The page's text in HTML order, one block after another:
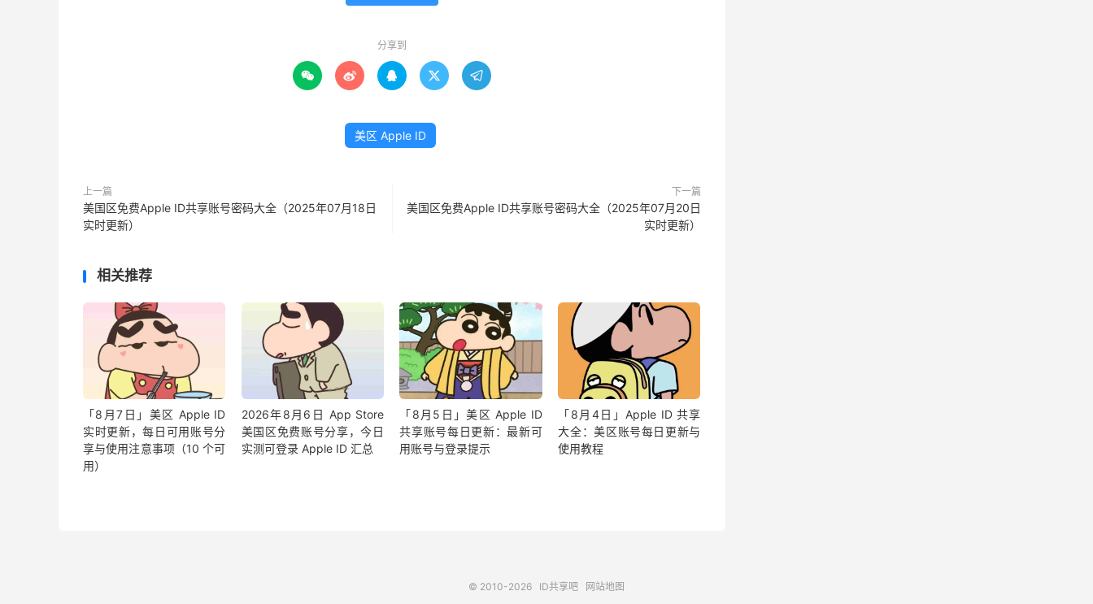
分享到
    
美区 Apple ID
上一篇
美国区免费Apple ID共享账号密码大全（2025年07月18日
实时更新）
下一篇
美国区免费Apple ID共享账号密码大全（2025年07月20日
实时更新）
相关推荐
「8月7日」美区 Apple ID
实时更新，每日可用账号分
享与使用注意事项（10 个可
用）
2026年8月6日 App Store
美国区免费账号分享，今日
实测可登录 Apple ID 汇总
「8月5日」美区 Apple ID
共享账号每日更新：最新可
用账号与登录提示
「8月4日」Apple ID 共享
大全：美区账号每日更新与
使用教程
© 2010-2026 ID共享吧 网站地图